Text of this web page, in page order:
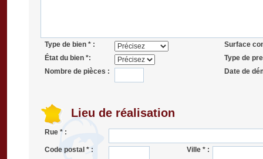
Type de bien * :
Surface
État du bien *:
Type de
Nombre de pièces :
Date de
Lieu de réalisation
Rue * :
Code postal * : Ville * :